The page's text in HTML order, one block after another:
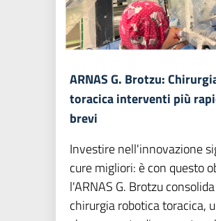
ARNAS G. Brotzu:
toracica interventi più
brevi
Investire nell'innovazione
cure migliori: è con questo
l'ARNAS G. Brotzu
chirurgia robotica toracica,